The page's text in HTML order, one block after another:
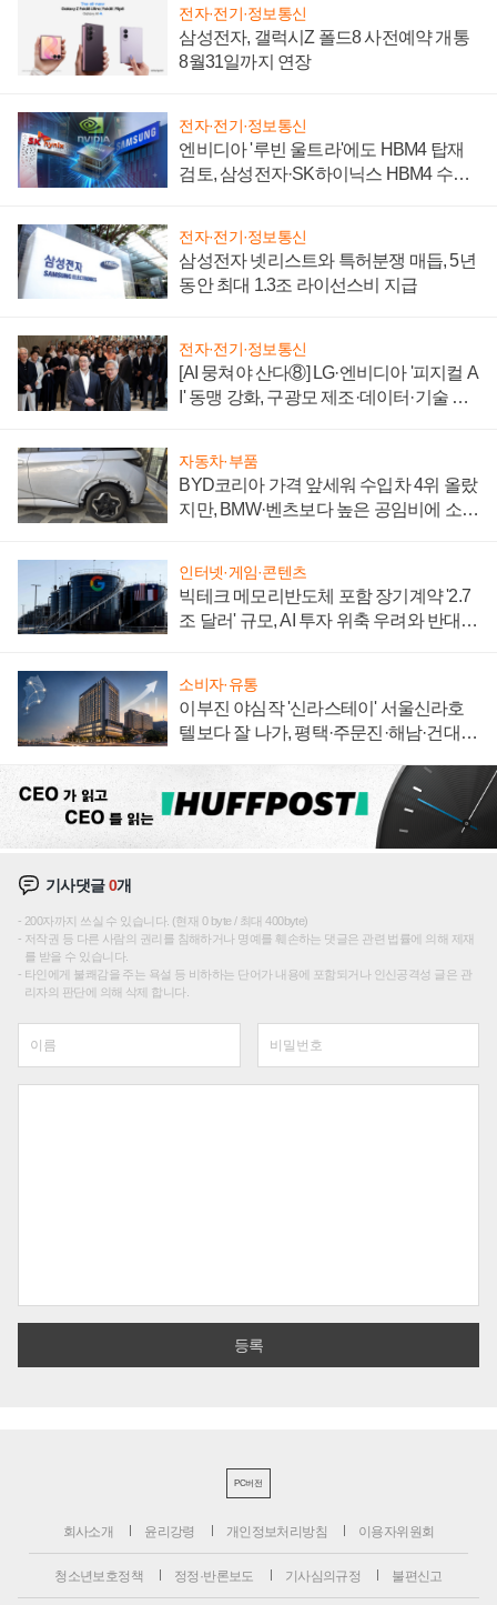
전자·전기·정보통신
삼성전자, 갤럭시Z 폴드8 사전예약 개통
8월31일까지 연장
전자·전기·정보통신
엔비디아 '루빈 울트라'에도 HBM4 탑재
검토, 삼성전자·SK하이닉스 HBM4 수율
전자·전기·정보통신
삼성전자 넷리스트와 특허분쟁 매듭, 5년
동안 최대 1.3조 라이선스비 지급
전자·전기·정보통신
[AI 뭉쳐야 산다⑧] LG·엔비디아 '피지컬 A
I' 동맹 강화, 구광모 제조·데이터·기술 결
자동차·부품
BYD코리아 가격 앞세워 수입차 4위 올랐
지만, BMW·벤츠보다 높은 공임비에 소비
인터넷·게임·콘텐츠
빅테크 메모리반도체 포함 장기계약 '2.7
조 달러' 규모, AI 투자 위축 우려와 반대
소비자·유통
이부진 야심작 '신라스테이' 서울신라호
텔보다 잘 나가, 평택·주문진·해남·건대로
기사댓글0개
200자까지 쓰실 수 있습니다. (현재 0 byte / 최대 400byte)
저작권 등 다른 사람의 권리를 침해하거나 명예를 훼손하는 댓글은 관련 법률에 의해 제재
를 받을 수 있습니다.
타인에게 불쾌감을 주는 욕설 등 비하하는 단어가 내용에 포함되거나 인신공격성 글은 관
리자의 판단에 의해 삭제 합니다.
PC버전
회사소개 윤리강령 개인정보처리방침 이용자위원회
청소년보호정책 정정·반론보도 기사심의규정 불편신고